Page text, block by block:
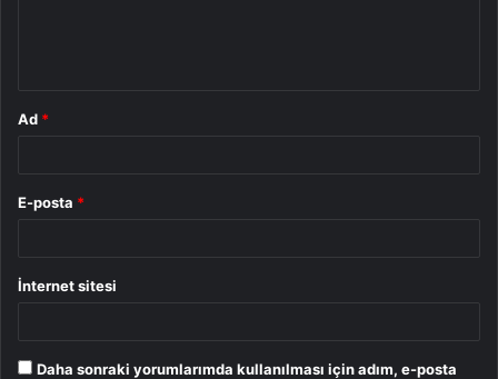
Ad *
E-posta *
İnternet sitesi
Daha sonraki yorumlarımda kullanılması için adım, e-posta